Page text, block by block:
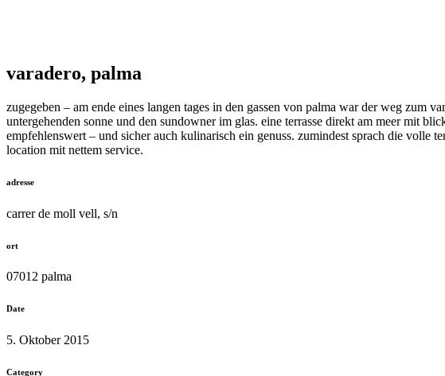
varadero, palma
zugegeben – am ende eines langen tages in den gassen von palma war der weg zum
untergehenden sonne und den sundowner im glas. eine terrasse direkt am meer mit
empfehlenswert – und sicher auch kulinarisch ein genuss. zumindest sprach die volle
location mit nettem service.
adresse
carrer de moll vell, s/n
ort
07012 palma
Date
5. Oktober 2015
Category